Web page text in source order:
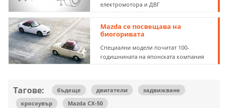
електромотора и ДВГ
Mazda се посвещава на
биогоривата
Специални модели почитат 100-
годишнината на японската компания
Тагове: бъдеще двигатели
задвижване
кросоувър
Mazda CX-50